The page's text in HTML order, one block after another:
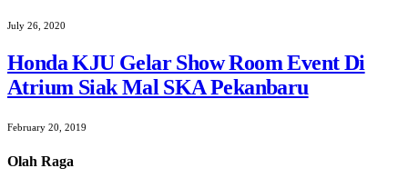
July 26, 2020
Honda KJU Gelar Show Room Event Di
Atrium Siak Mal SKA Pekanbaru
February 20, 2019
Olah Raga